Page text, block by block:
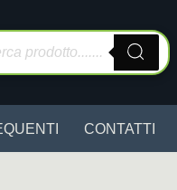
CONTATTI